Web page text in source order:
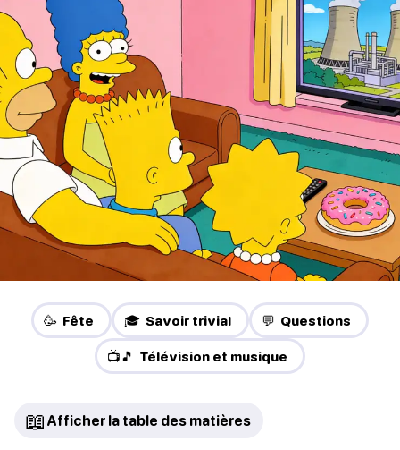
🥳 Fête 🎓 Savoir trivial 💬 Questions
📺🎵 Télévision et musique
📖 Afficher la table des matières